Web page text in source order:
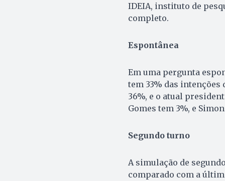
IDEIA, instituto de
completo.
Espontânea
Em uma pergunta
tem 33% das intenções
36%, e o atual
Gomes tem 3%, e
Segundo turno
A simulação de
comparado com a